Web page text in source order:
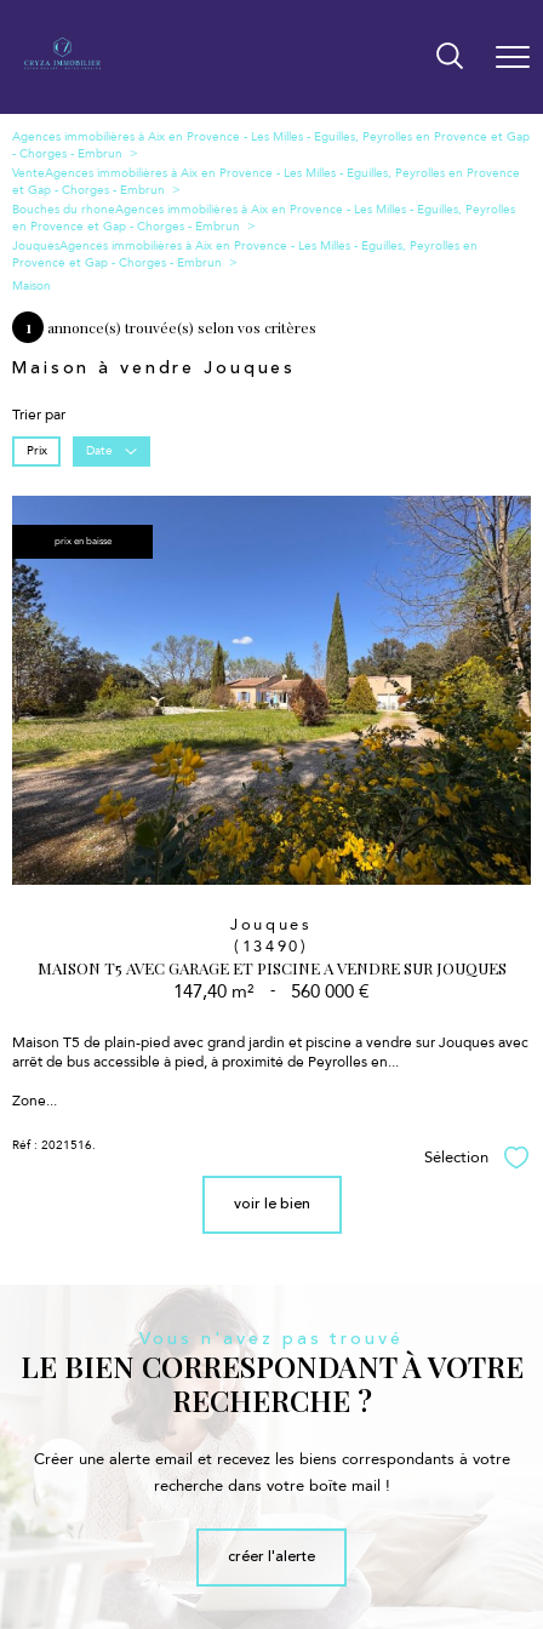
Vente
Bouches du rhone
Jouques
Maison
1 annonce(s) trouvée(s) selon vos critères
Maison à vendre Jouques
Trier par
Prix Date
prix en baisse
Jouques
(13490)
MAISON T5 AVEC GARAGE ET PISCINE A VENDRE SUR JOUQUES
147,40 m² - 560 000 €
Maison T5 de plain-pied avec grand jardin et piscine a vendre sur Jouques avec
arrêt de bus accessible à pied, à proximité de Peyrolles en...
Zone...
Réf : 2021516.
Sélection
voir le bien
Vous n'avez pas trouvé
LE BIEN CORRESPONDANT À VOTRE
RECHERCHE ?
Créer une alerte email et recevez les biens correspondants à votre
recherche dans votre boîte mail !
créer l'alerte